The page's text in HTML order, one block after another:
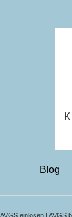
Blog
AVGS einlösen | AVGS